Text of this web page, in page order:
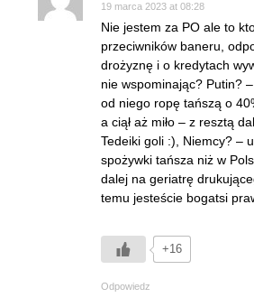
19 marca 2023 at 08:28
Nie jestem za PO ale to
przeciwników baneru,
drożyznę i o kredytach
nie wspominając? Putin?
od niego ropę tańszą o
a ciął aż miło – z resztą
Tedeiki goli :), Niemcy? –
spożywki tańsza niż w
dalej na geriatrę
temu jesteście bogatsi
+16
Odpowiedz